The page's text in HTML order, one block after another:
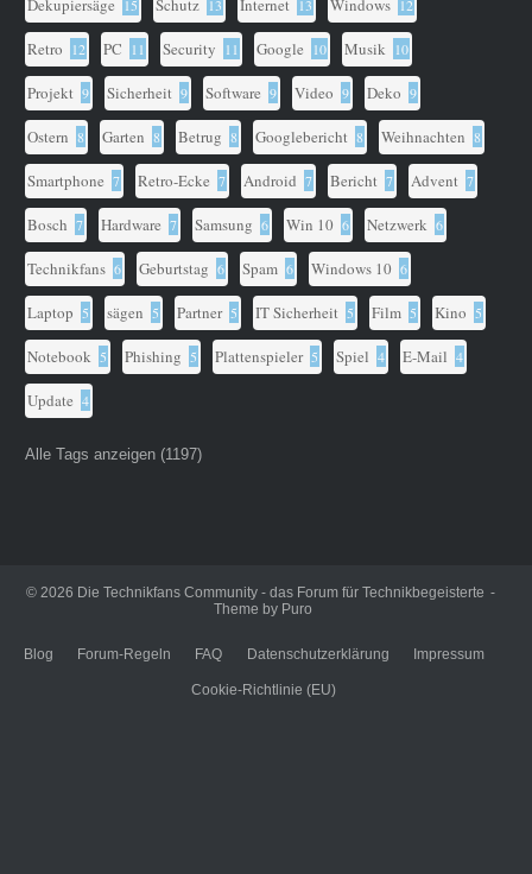
Dekupiersäge 15 Schutz 13 Internet 13 Windows 12
Retro 12 PC 11 Security 11 Google 10 Musik 10
Projekt 9 Sicherheit 9 Software 9 Video 9 Deko 9
Ostern 8 Garten 8 Betrug 8 Googlebericht 8 Weihnachten 8
Smartphone 7 Retro-Ecke 7 Android 7 Bericht 7 Advent 7
Bosch 7 Hardware 7 Samsung 6 Win 10 6 Netzwerk 6
Technikfans 6 Geburtstag 6 Spam 6 Windows 10 6
Laptop 5 sägen 5 Partner 5 IT Sicherheit 5 Film 5 Kino 5
Notebook 5 Phishing 5 Plattenspieler 5 Spiel 4 E-Mail 4
Update 4
Alle Tags anzeigen (1197)
© 2026 Die Technikfans Community - das Forum für Technikbegeisterte
Theme by Puro
Blog Forum-Regeln FAQ Datenschutzerklärung Impressum
Cookie-Richtlinie (EU)